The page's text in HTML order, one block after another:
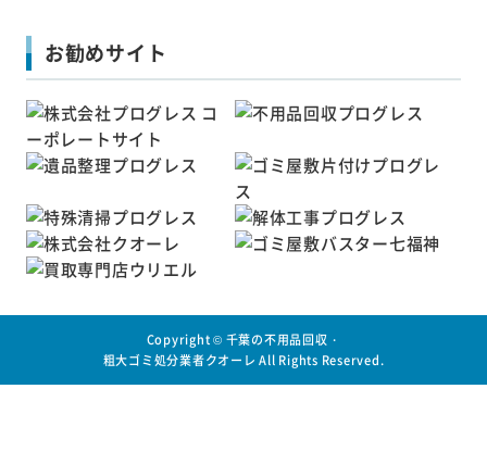
お勧めサイト
Copyright © 千葉の不用品回収・
粗大ゴミ処分業者クオーレ All Rights Reserved.